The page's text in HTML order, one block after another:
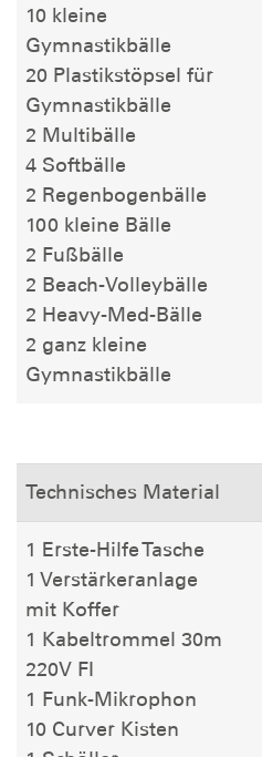
10 kleine
Gymnastikbälle
20 Plastikstöpsel für
Gymnastikbälle
2 Multibälle
4 Softbälle
2 Regenbogenbälle
100 kleine Bälle
2 Fußbälle
2 Beach-Volleybälle
2 Heavy-Med-Bälle
2 ganz kleine
Gymnastikbälle
Technisches Material
1 Erste-Hilfe Tasche
1 Verstärkeranlage
mit Koffer
1 Kabeltrommel 30m
220V FI
1 Funk-Mikrophon
10 Curver Kisten